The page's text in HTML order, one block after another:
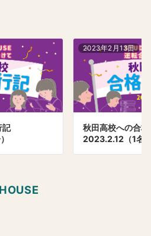
記
2023年2月13日
秋田高校への合
2023.2.12（1名